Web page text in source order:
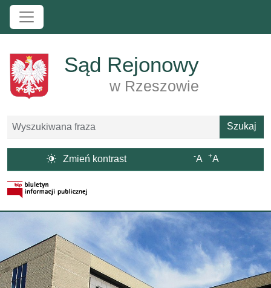
Przejdź do treści
Sąd Rejonowy
w Rzeszowie
Szukaj Szukaj
 Zmień kontrast -A +A
Strona BIP otwiera się w nowym oknie